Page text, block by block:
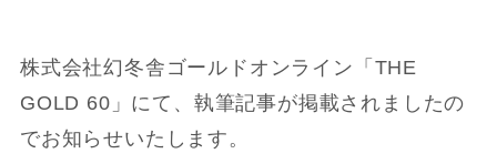
株式会社幻冬舎ゴールドオンライン「THE
GOLD 60」にて、執筆記事が掲載されましたの
でお知らせいたします。